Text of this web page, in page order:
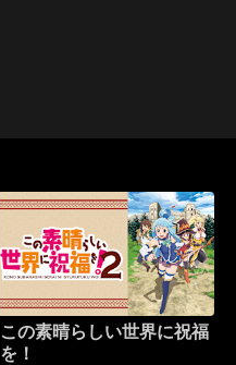
この素晴らしい世界に祝福
を！